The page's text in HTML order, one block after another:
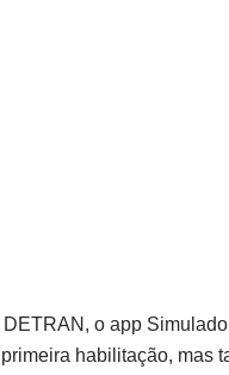
o app
habilitação, mas